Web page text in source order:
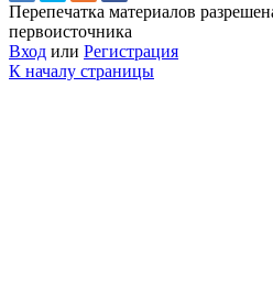
Перепечатка материалов
первоисточника
Вход или Регистрация
К началу страницы